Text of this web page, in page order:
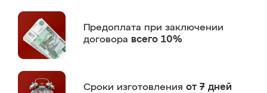
Предоплата при заключении
договора всего 10%
Сроки изготовления от 7 дней